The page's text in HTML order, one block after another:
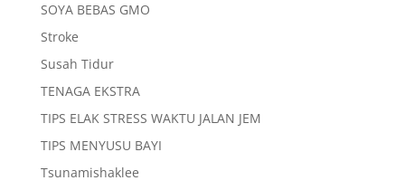
SOYA BEBAS GMO
Stroke
Susah Tidur
TENAGA EKSTRA
TIPS ELAK STRESS WAKTU JALAN JEM
TIPS MENYUSU BAYI
Tsunamishaklee